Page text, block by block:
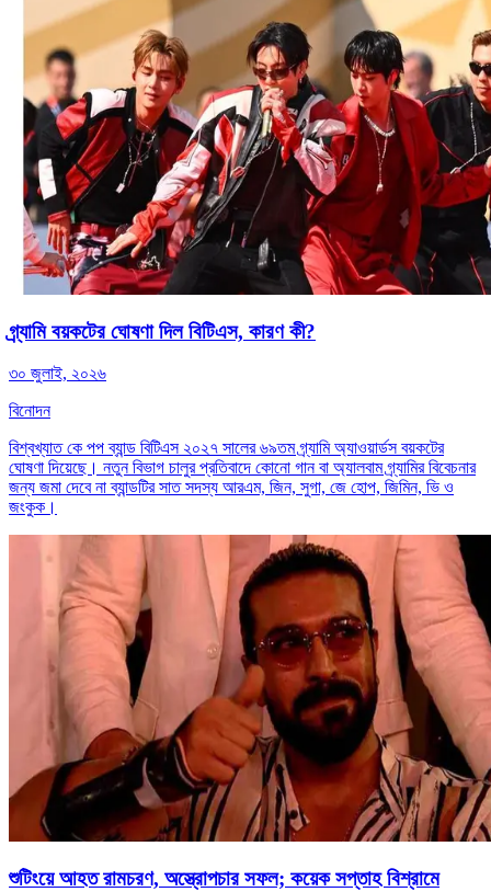
গ্র্যামি বয়কটের ঘোষণা দিল বিটিএস, কারণ কী?
৩০ জুলাই, ২০২৬
বিনোদন
বিশ্বখ্যাত কে পপ ব্যান্ড বিটিএস ২০২৭ সালের ৬৯তম গ্র্যামি অ্যাওয়ার্ডস বয়কটের
ঘোষণা দিয়েছে। নতুন বিভাগ চালুর প্রতিবাদে কোনো গান বা অ্যালবাম গ্র্যামির বিবেচনার
জন্য জমা দেবে না ব্যান্ডটির সাত সদস্য আরএম, জিন, সুগা, জে হোপ, জিমিন, ভি ও
জংকুক।
শুটিংয়ে আহত রামচরণ, অস্ত্রোপচার সফল; কয়েক সপ্তাহ বিশ্রামে